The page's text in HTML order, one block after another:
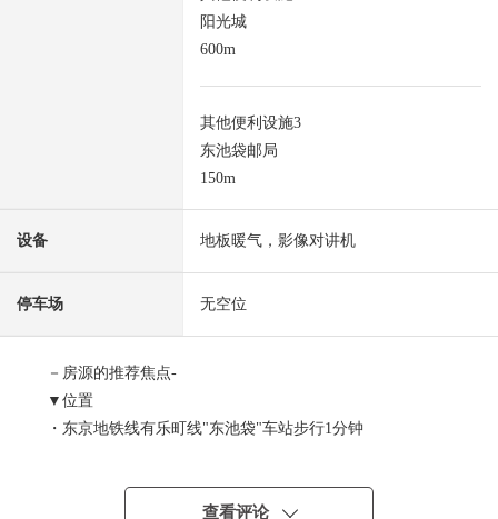
阳光城
600m
其他便利设施3
东池袋邮局
150m
设备 地板暖气，影像对讲机
停车场 无空位
－房源的推荐焦点-
▼位置
・东京地铁线有乐町线"东池袋"车站步行1分钟
/东京地铁线有乐町线、副都心线、丸内线
/东武东上线/西武池袋线"池袋"车站39号出口步行13分钟
查看评论